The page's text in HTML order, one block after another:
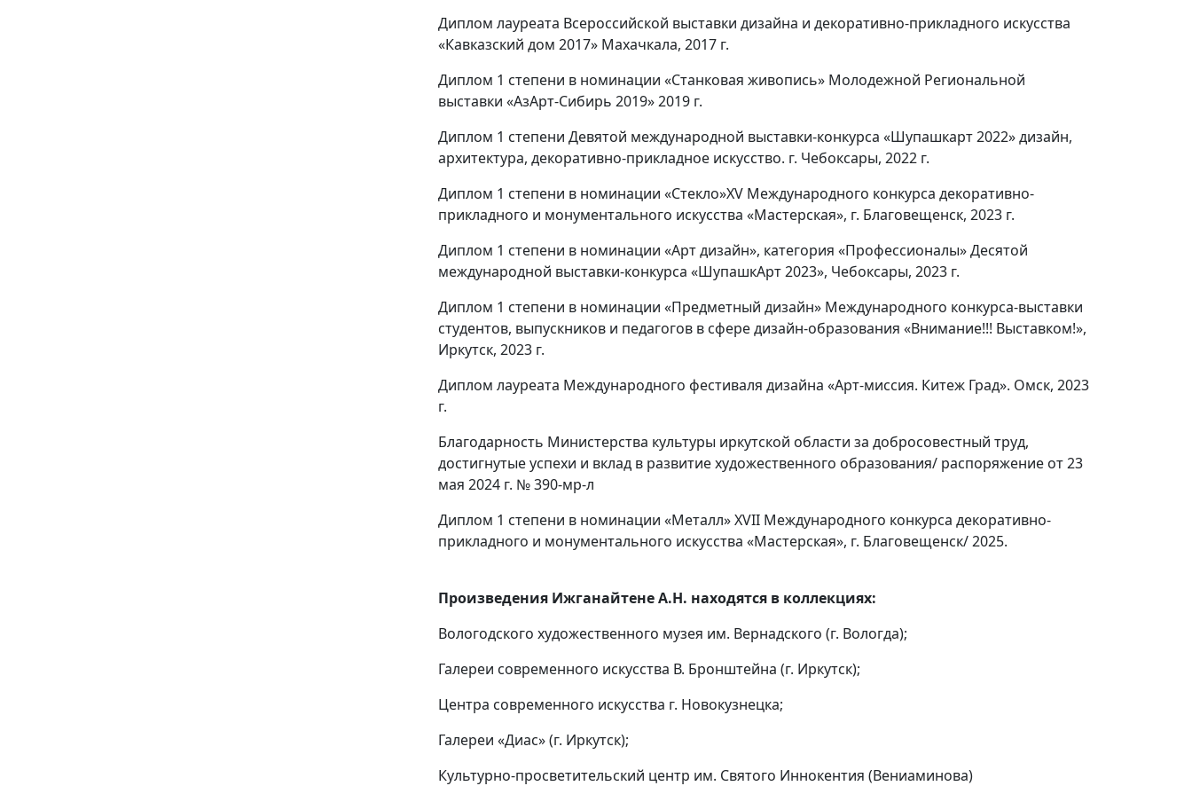
Диплом лауреата Всероссийской выставки дизайна и декоративно-прикладного искусства
«Кавказский дом 2017» Махачкала, 2017 г.
Диплом 1 степени в номинации «Станковая живопись» Молодежной Региональной
выставки «АзАрт-Сибирь 2019» 2019 г.
Диплом 1 степени Девятой международной выставки-конкурса «Шупашкарт 2022» дизайн,
архитектура, декоративно-прикладное искусство. г. Чебоксары, 2022 г.
Диплом 1 степени в номинации «Стекло»XV Международного конкурса декоративно-
прикладного и монументального искусства «Мастерская», г. Благовещенск, 2023 г.
Диплом 1 степени в номинации «Арт дизайн», категория «Профессионалы» Десятой
международной выставки-конкурса «ШупашкАрт 2023», Чебоксары, 2023 г.
Диплом 1 степени в номинации «Предметный дизайн» Международного конкурса-выставки
студентов, выпускников и педагогов в сфере дизайн-образования «Внимание!!! Выставком!»,
Иркутск, 2023 г.
Диплом лауреата Международного фестиваля дизайна «Арт-миссия. Китеж Град». Омск, 2023
г.
Благодарность Министерства культуры иркутской области за добросовестный труд,
достигнутые успехи и вклад в развитие художественного образования/ распоряжение от 23
мая 2024 г. № 390-мр-л
Диплом 1 степени в номинации «Металл» XVII Международного конкурса декоративно-
прикладного и монументального искусства «Мастерская», г. Благовещенск/ 2025.
Произведения Ижганайтене А.Н. находятся в коллекциях:
Вологодского художественного музея им. Вернадского (г. Вологда);
Галереи современного искусства В. Бронштейна (г. Иркутск);
Центра современного искусства г. Новокузнецка;
Галереи «Диас» (г. Иркутск);
Культурно-просветительский центр им. Святого Иннокентия (Вениаминова)